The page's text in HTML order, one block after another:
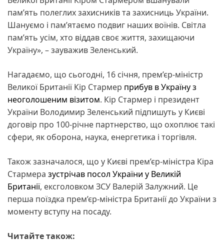
пам’ять полеглих захисників та захисниць України.
Шануємо і памʼятаємо подвиг наших воїнів. Світла
памʼять усім, хто віддав своє життя, захищаючи
Україну», – зауважив Зеленський.
Нагадаємо, що сьогодні, 16 січня, прем’єр-міністр
Великої Британії Кір Стармер прибув в Україну з
неоголошеним візитом. Кір Стармер і президент
України Володимир Зеленський підпишуть у Києві
договір про 100-річне партнерство, що охоплює такі
сфери, як оборона, наука, енергетика і торгівля.
Також зазначалося, що у Києві прем’єр-міністра Кіра
Стармера зустрічав посол України у Великій
Британії, ексголовком ЗСУ Валерій Залужний. Це
перша поїздка прем’єр-міністра Британії до України з
моменту вступу на посаду.
Читайте також: